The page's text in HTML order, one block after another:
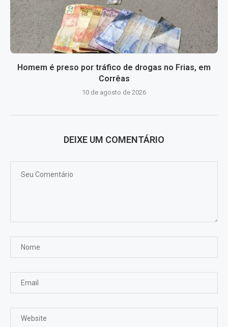
Homem é preso por tráfico de drogas no Frias, em
Corrêas
10 de agosto de 2026
DEIXE UM COMENTÁRIO